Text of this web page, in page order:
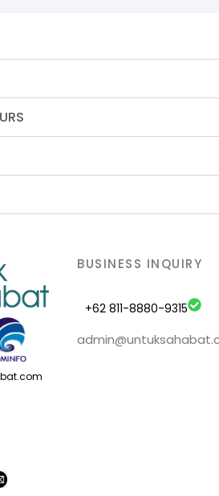
BUSINESS INQUIRY
+62 811-8880-9315